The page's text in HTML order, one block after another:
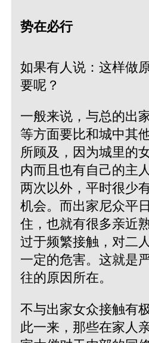
势在必行
如果有人说：这样做
要呢？
一般来说，与总的出
等方面要比和城中其
所顾及，因为城里的
内而且也有自己的主
两次以外，平时很少
机会。而出家尼众平
住，也就有很多亲近
过于频繁接触，对二
一定的危害。这就是
往的原因所在。
不与出家女众接触有
此一来，那些在家人